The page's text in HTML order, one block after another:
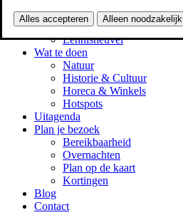
Alles accepteren Alleen noodzakelijk
Liempde
Esch
Lennisheuvel
Wat te doen
Natuur
Historie & Cultuur
Horeca & Winkels
Hotspots
Uitagenda
Plan je bezoek
Bereikbaarheid
Overnachten
Plan op de kaart
Kortingen
Blog
Contact